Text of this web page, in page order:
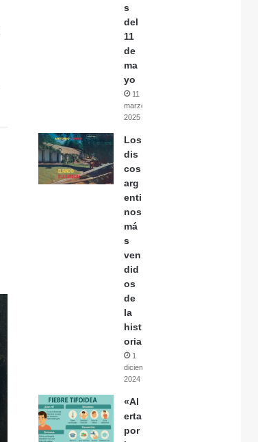
s
del
11
de
ma
yo
11
marzo,
2025
Los
dis
cos
arg
enti
nos
má
s
ven
did
os
de
la
hist
oria
1
diciembre,
2024
«Al
erta
por